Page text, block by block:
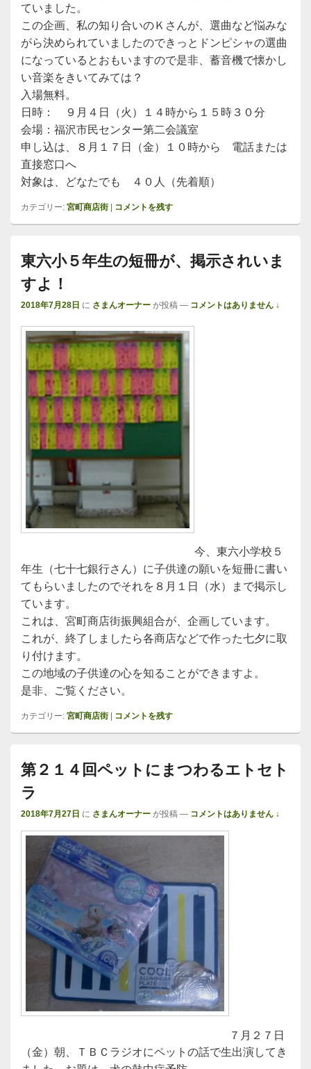
ていました。
この企画、私の知り合いのＫさんが、選曲など悩みな
がら決められていましたのできっとドンピシャの選曲
になっているとおもいますので是非、蓄音機で懐かし
い音楽をきいてみては？
入場無料。
日時： ９月４日（火）１４時から１５時３０分
会場：福沢市民センター第二会議室
申し込は、８月１７日（金）１０時から 電話または
直接窓口へ
対象は、どなたでも ４０人（先着順）
カテゴリー: 宮町商店街 コメントを残す
東六小５年生の短冊が、掲示されいま
すよ！
2018年7月28日 に さまんオーナー が投稿 — コメントはありません ↓
今、東六小学校５
年生（七十七銀行さん）に子供達の願いを短冊に書い
てもらいましたのでそれを８月１日（水）まで掲示し
ています。
これは、宮町商店街振興組合が、企画しています。
これが、終了しましたら各商店などで作った七夕に取
り付けます。
この地域の子供達の心を知ることができますよ。
是非、ご覧ください。
カテゴリー: 宮町商店街 | コメントを残す
第２１４回ペットにまつわるエトセト
ラ
2018年7月27日 に さまんオーナー が投稿 — コメントはありません ↓
７月２７日
（金）朝、ＴＢＣラジオにペットの話で生出演してき